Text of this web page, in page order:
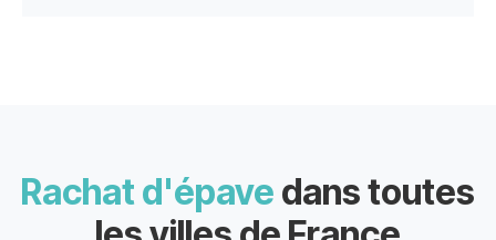
Rachat d'épave dans toutes